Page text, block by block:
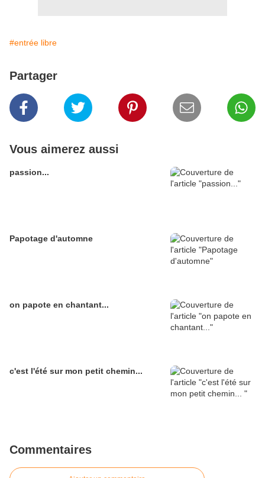
#entrée libre
Partager
Vous aimerez aussi
passion...
Papotage d'automne
on papote en chantant...
c'est l'été sur mon petit chemin...
Commentaires